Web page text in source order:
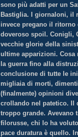
sono più adatti per un
Bastiglia. I giornaloni, il
invece pregano il
doveroso spoil. Conigli,
vecchie glorie della
ultime apparizioni. Cosa
la guerra fino alla
conclusione di tutte le
migliaia di morti,
(finalmente) opinioni
crollando nel patetico. Il
troppo grande. Avevano
filorusse, chi lo ha
pace duratura è quello.